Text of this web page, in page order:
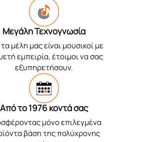
Μεγάλη Τεχνογνωσία
μέλη μας είναι μουσικοί με
εμπειρία, έτοιμοι να σας
εξυπηρετήσουν.
Από το 1976 κοντά σας
μόνο επιλεγμένα
βάση της πολύχρονης